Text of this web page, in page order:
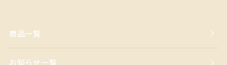
商品一覧
お知らせ一覧